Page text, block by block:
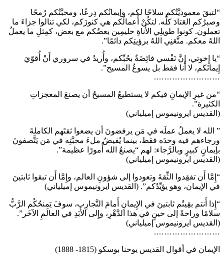
“لتبقَ معموديَّتُكم سلاحًا لكم، وإيمانُكم دِرعًا، ومحبَّتُكم رُمحًا
وصبرُكم العَتادَ كلَّه. لتكُنْ أَعمالُكم هي كنوزَكم، لكي تنالوا جزاءَ ما
تعملون. كونوا طويلِي الأَناةِ حليمِين بعضُكم مع بعض، كمِثلِ ما يعملُ
اللهُ معكم. متَّعَنِي اللهُ برؤيتِكم دائمًا”.
“يا إِخوتي، إِنَّ نَفْسي فائِضَةٌ بحُبِّكم، وأُريدُ في سروري أَنْ أُقوّيَ
إِيمانَكم، لا أَنا فقط بل يسوعُ المسيح”.
…………………….
“من غيرِ الإيمانِ فيكم لا يستطيعُ المسيحُ أن يصنعَ المعجزاتِ
الكثيرة”.
(القديس ايرونيموس إميلياني)
” الله لا يعملُ عملَه في مَن يرفضونَ أن يضعوا ثقتَهم الكاملةَ
ورجاءهم فيه وحدَه فقط، بينما يُفيضُ ملءَ محبَّتِه في مَن يَتَّصفونَ
بإيمانٍ كبيرٍ وبالرَّجاء: لهم “يصنعُ الله أُمورًا عظيمة”.
(القديس ايرونيموس إميلياني)
“إِمَّا أَن تفقِدوا الثِّقةَ وتعودوا إلى شؤونِ العالم، وإِمَّا أَن تبقوا ثابتينَ
في الإيمان، وهو يؤيِّدُكم”. (القديس ايرونيموس إميلياني)
“إِذا أَنتم بقِيتُم ثابتينَ في الإِيمانِ أَمامَ التَّجارِب، سوفَ يَمنحُكُم الرَّبُّ
سلامًا وراحةً إلى حينٍ في هذا الدَّهْرِ، وإِلى الأَبَدِ في العالَمِ الآخَر”.
(القديس ايرونيموس إميلياني)
…………………….
الإيمان في أقوال القديس يوحنا بوسكو (1815- 1888)